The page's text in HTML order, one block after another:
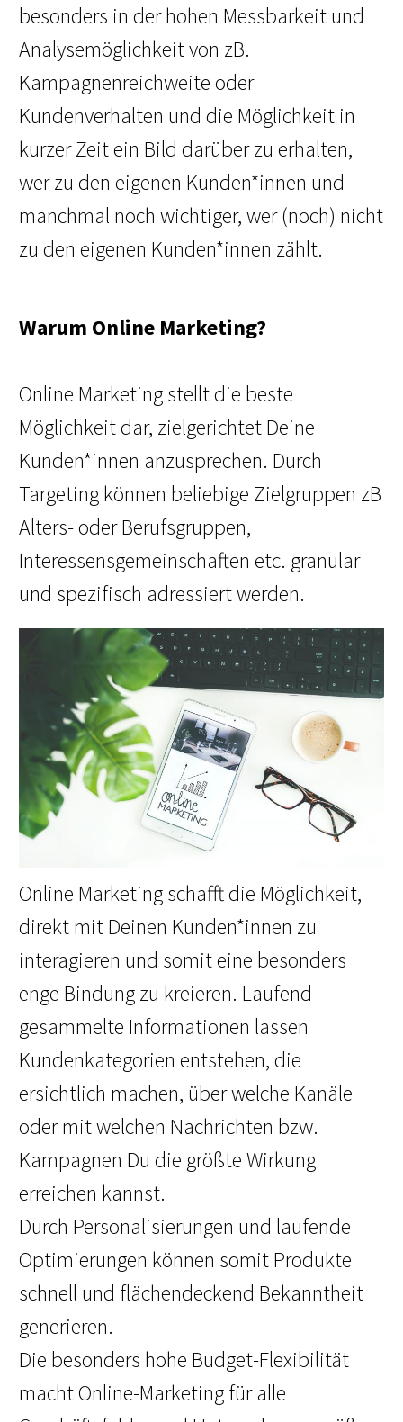
besonders in der hohen Messbarkeit und
Analysemöglichkeit von zB.
Kampagnenreichweite oder
Kundenverhalten und die Möglichkeit in
kurzer Zeit ein Bild darüber zu erhalten,
wer zu den eigenen Kunden*innen und
manchmal noch wichtiger, wer (noch) nicht
zu den eigenen Kunden*innen zählt.
Warum Online Marketing?
Online Marketing stellt die beste
Möglichkeit dar, zielgerichtet Deine
Kunden*innen anzusprechen. Durch
Targeting können beliebige Zielgruppen zB
Alters- oder Berufsgruppen,
Interessensgemeinschaften etc. granular
und spezifisch adressiert werden.
Online Marketing schafft die Möglichkeit,
direkt mit Deinen Kunden*innen zu
interagieren und somit eine besonders
enge Bindung zu kreieren. Laufend
gesammelte Informationen lassen
Kundenkategorien entstehen, die
ersichtlich machen, über welche Kanäle
oder mit welchen Nachrichten bzw.
Kampagnen Du die größte Wirkung
erreichen kannst.
Durch Personalisierungen und laufende
Optimierungen können somit Produkte
schnell und flächendeckend Bekanntheit
generieren.
Die besonders hohe Budget-Flexibilität
macht Online-Marketing für alle